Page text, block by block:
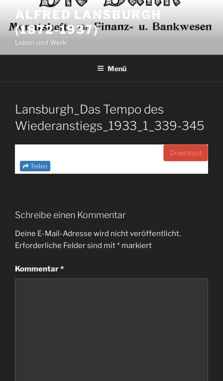
Inhalt
springen
ALFRED LANSBURGH
(1872-1937)
Leben und Werk
Menü
Lansburgh_Das Tempo des
Wiederanstiegs_1933_1_339-345
Download
Teilen
Schreibe einen Kommentar
Deine E-Mail-Adresse wird nicht veröffentlicht.
Erforderliche Felder sind mit* markiert
Kommentar*